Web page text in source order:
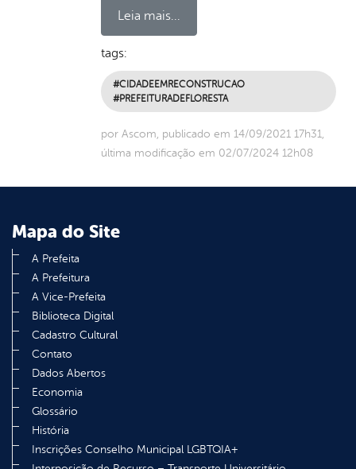
Leia mais...
tags:
#CIDADEEMRECONSTRUCAO
#PREFEITURADEFLORESTA
por Ascom, publicado em 14/09/2021 17h31,
última modificação em 02/07/2024 12h08
Mapa do Site
A Prefeita
A Prefeitura
A Vice-Prefeita
Biblioteca Digital
Cadastro Cultural
Contato
Dados Abertos
Economia
Glossário
História
Inscrições Conselho Municipal LGBTQIA+